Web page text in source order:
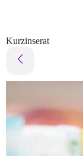
Kurzinserat